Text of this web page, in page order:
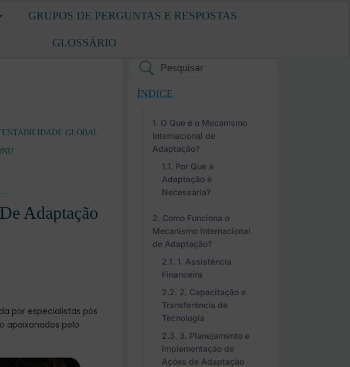
GRUPOS DE PERGUNTAS E RESPOSTAS
GLOSSÁRIO
GLOBAL
Adaptação
por especialistas pós
apaixonados pelo
ÍNDICE
O Que é o Mecanismo
Internacional de
Adaptação?
Por Que a
Adaptação é
Necessária?
Como Funciona o
Mecanismo Internacional
de Adaptação?
1. Assistência
Financeira
2. Capacitação e
Transferência de
Tecnologia
3. Planejamento e
Implementação de
Ações de Adaptação